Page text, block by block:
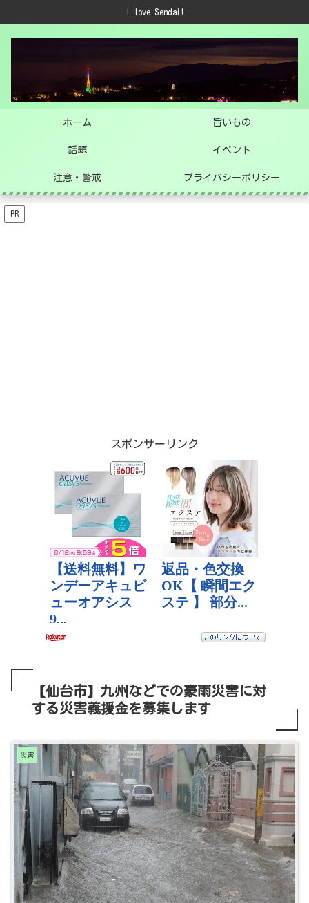
I love Sendai!
ホーム 旨いもの
話題 イベント
注意・警戒 プライバシーポリシー
PR
スポンサーリンク
【仙台市】九州などでの豪雨災害に対
する災害義援金を募集します
災害